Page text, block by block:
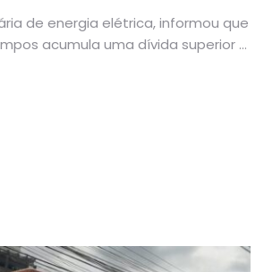
de energia elétrica, informou que
acumula uma dívida superior a